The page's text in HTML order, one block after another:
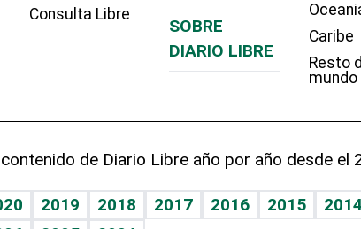
Consulta Libre
SOBRE
DIARIO LIBRE
Caribe
Resto
mundo
de Diario Libre año por año desde el
2019 2018 2017 2016 2015